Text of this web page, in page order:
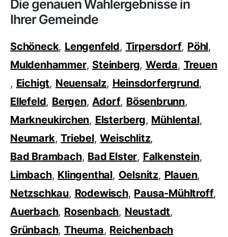
Die genauen Wahlergebnisse in
Ihrer Gemeinde
Schöneck, Lengenfeld, Tirpersdorf, Pöhl,
Muldenhammer, Steinberg,Werda, Treuen
, Eichigt, Neuensalz, Heinsdorfergrund,
Ellefeld, Bergen,Adorf, Bösenbrunn,
Markneukirchen, Elsterberg, Mühlental,
Neumark,Triebel,Weischlitz,
Bad Brambach, Bad Elster, Falkenstein,
Limbach, Klingenthal, Oelsnitz, Plauen,
Netzschkau, Rodewisch, Pausa-Mühltroff,
Auerbach, Rosenbach, Neustadt,
Grünbach,Theuma, Reichenbach